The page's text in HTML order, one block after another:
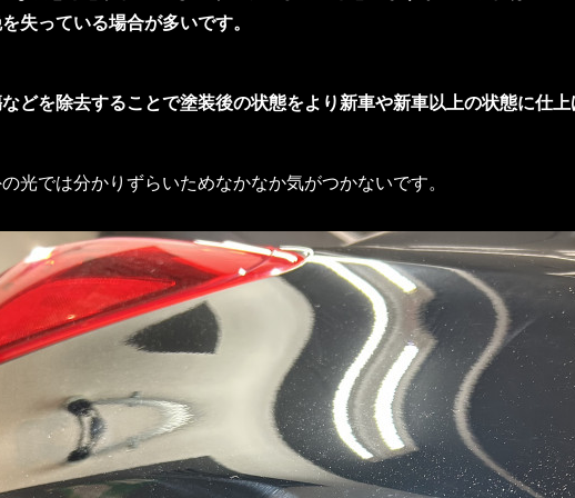
失っている場合が多いです。
どを除去することで塗装後の状態をより新車や新車以上の状態に仕
光では分かりずらいためなかなか気がつかないです。